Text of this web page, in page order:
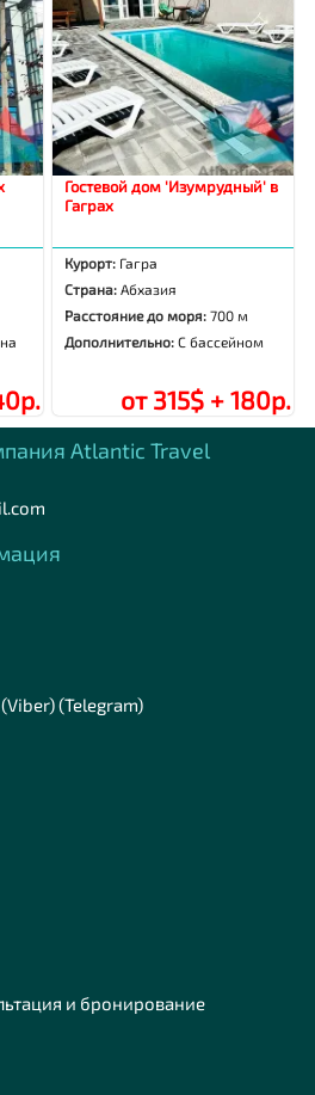
Гостевой дом 'Изумрудный' в
Гаграх
Курорт: Гагра
Страна:Абхазия
Расстояние до моря:700 м
Дополнительно:С бассейном
от 315$ + 180р.
Аtlantic Travel
(Telegram)
и бронирование